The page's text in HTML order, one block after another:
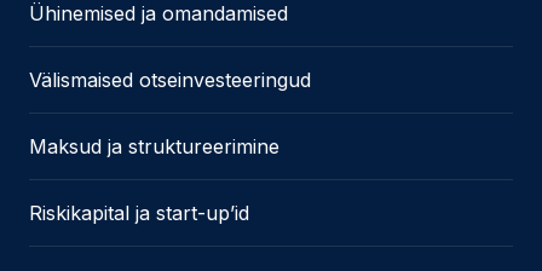
Ühinemised ja omandamised
Välismaised otseinvesteeringud
Maksud ja struktureerimine
Riskikapital ja start-up’id